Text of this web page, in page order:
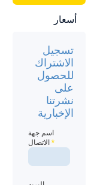
أسعار
تسجيل
الاشتراك
للحصول
على
نشرتنا
الإخبارية
اسم جهة
الاتصال*